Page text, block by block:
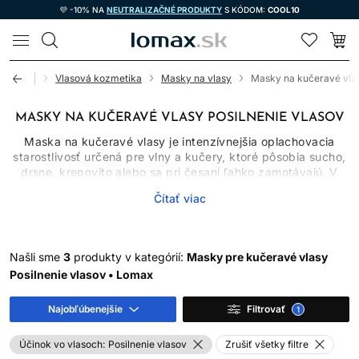
💜 -10% NA NEUTRALIZAČNÉ PRODUKTY S KÓDOM: COOL10
LOMAX
Úvod Vlasová kozmetika Masky na vlasy Masky na kučeravé
MASKY NA KUČERAVÉ VLASY POSILNENIE VLASOV
Maska na kučeravé vlasy je intenzívnejšia oplachovacia
starostlivosť určená pre vlny a kučery, ktoré pôsobia sucho,
drsne, krepovito alebo sa pri česaní ľahko zamotávajú. V
a používa sa podľa potreby, nie automaticky pri každom
vlas.
PREČO KUČERAVÉ A
VLNITÉ VLASY ČASTO
POTREBUJÚ
Čítať viac
Našli sme 3 produkty v kategórií: Masky pre kučeravé vlasy
Posilnenie vlasov • Lomax
Najobľúbenejšie Filtrovať 1
Účinok vo vlasoch: Posilnenie vlasov Zrušiť všetky filtre